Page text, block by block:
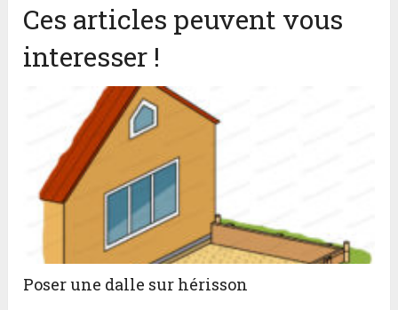
Ces articles peuvent vous
interesser !
Poser une dalle sur hérisson